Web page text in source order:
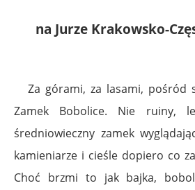
na Jurze Krakowsko-
Za górami, za lasami, pośród
Zamek Bobolice. Nie ruiny,
średniowieczny zamek
kamieniarze i cieśle dopiero co
Choć brzmi to jak bajka,